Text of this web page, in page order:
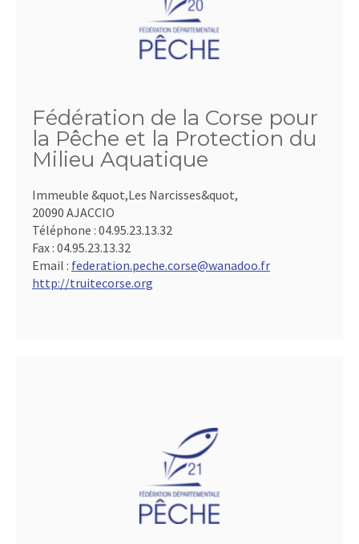
Fédération de la Corse pour
la Pêche et la Protection du
Milieu Aquatique
Immeuble &quot,Les Narcisses&quot,
20090 AJACCIO
Téléphone : 04.95.23.13.32
Fax : 04.95.23.13.32
Email : federation.peche.corse@wanadoo.fr
http://truitecorse.org